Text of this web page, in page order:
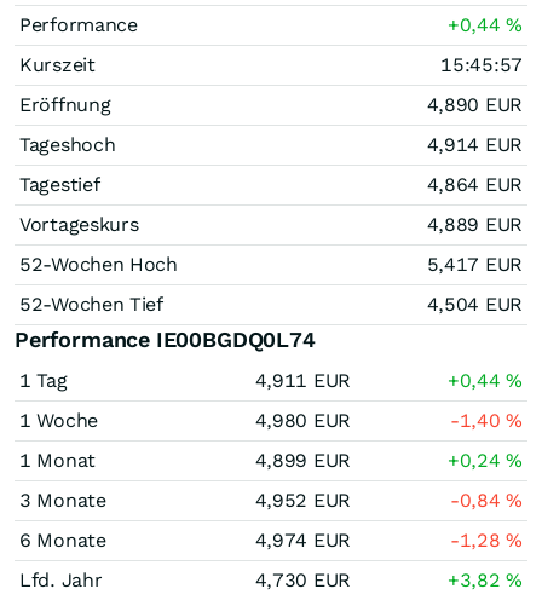
Performance
+0,44%
Kurszeit
15:45:57
Eröffnung
4,890 EUR
Tageshoch
4,914 EUR
Tagestief
4,864 EUR
Vortageskurs
4,889 EUR
52-Wochen Hoch
5,417 EUR
52-Wochen Tief
4,504 EUR
Performance IE00BGDQ0L74
1 Tag 4,911 EUR +0,44%
1 Woche
4,980 EUR -1,40%
1 Monat
4,899 EUR +0,24%
3 Monate
4,952 EUR -0,84%
6 Monate
4,974 EUR -1,28%
Lfd. Jahr
4,730 EUR +3,82%